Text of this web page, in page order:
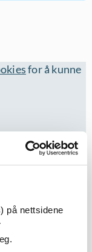
på nettsidene
for å kunne
å flyte som en
ut i